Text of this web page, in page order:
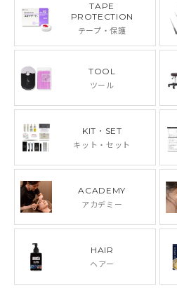
TAPE
PROTECTION
テープ・保護
TOOL
ツール
KIT・SET
キット・セット
ACADEMY
アカデミー
HAIR
ヘアー